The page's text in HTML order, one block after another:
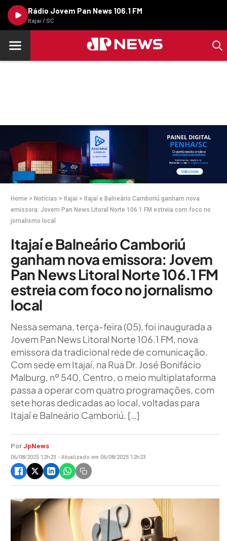
Rádio Jovem Pan News 106.1 FM
Itajaí / SC
Home > Notícias > Itajai > Itajaí e Balneário Camboriú ganham nova
emissora: Jovem Pan News Litoral Norte 106.1 FM estreia com foco no
jornalismo local
Itajaí e Balneário Camboriú
ganham nova emissora: Jovem
Pan News Litoral Norte 106.1 FM
estreia com foco no jornalismo
local
Nessa semana, terça-feira (05), foi inaugurada a
Jovem Pan News Litoral Norte 106.1 FM, nova
emissora da tradicional rede de comunicação.
Com sede em Itajaí, na Rua Dr. José Bonifácio
Malburg, nº 540, Centro, o meio multiplataforma
passa a operar com quatro programações, com
sete horas dedicadas ao local, voltadas para
Itajaí e Balneário Camboriú. […]
Por JpNews
06/08/2025 12h23 - Atualizado em 06/08/2025 12h23